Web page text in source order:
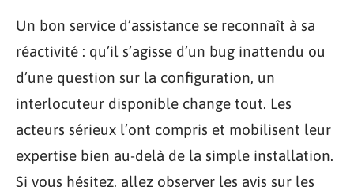
Un bon service d’assistance se reconnaît à sa
réactivité : qu’il s’agisse d’un bug inattendu ou
d’une question sur la configuration, un
interlocuteur disponible change tout. Les
acteurs sérieux l’ont compris et mobilisent leur
expertise bien au-delà de la simple installation.
Si vous hésitez, allez observer les avis sur les